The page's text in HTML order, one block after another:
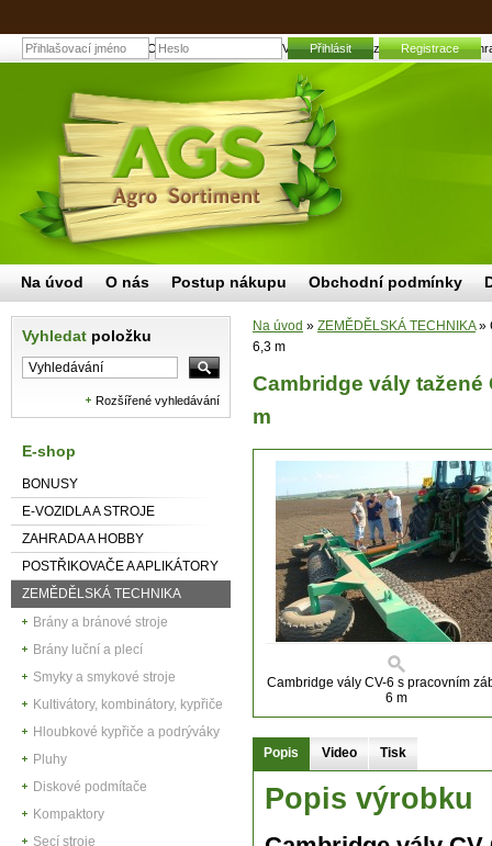
Cambridge vály tažené CV-6 s pracovním záběrem 6,3 m |
Přihlásit Registrace
Vyhledat položku
Rozšířené vyhledávání
E-shop
BONUSY
E-VOZIDLA A STROJE
ZAHRADA A HOBBY
POSTŘIKOVAČE A APLIKÁTORY
ZEMĚDĚLSKÁ TECHNIKA
Brány a bránové stroje
Brány luční a plecí
Smyky a smykové stroje
Kultivátory, kombinátory, kypřiče
Hloubkové kypřiče a podrýváky
Pluhy
Diskové podmítače
Kompaktory
Secí stroje
Na úvod » ZEMĚDĚLSKÁ TECHNIKA »
6,3 m
Cambridge vály tažené
m
Cambridge vály CV-6 s pracovním
6 m
Popis Video Tisk
Popis výrobku
Na úvod O nás Postup nákupu Obchodní podmínky